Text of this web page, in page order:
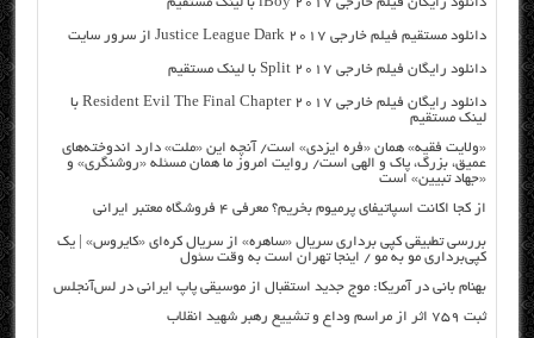
دانلود رایگان فیلم خارجی iBoy 2017 با لینک مستقیم
دانلود مستقیم فیلم خارجی Justice League Dark 2017 از سرور سایت
دانلود رایگان فیلم خارجی Split 2017 با لینک مستقیم
دانلود رایگان فیلم خارجی Resident Evil The Final Chapter 2017 با
لینک مستقیم
«ولایت فقیه» همان «فره ایزدی» است/ آنچه این «ملت» دارد اندوخته‌های
عمیق، بزرگ، پاک و الهی است/ روایت امروز ما همان مسئله «روشنگری» و
«جهاد تبیین» است
از کجا اکانت اسپاتیفای پرمیوم بخریم؟ معرفی ۴ فروشگاه معتبر ایرانی
بررسی تطبیقی کپی برداری سریال «ساهره» از سریال کره‌ای «کایروس» | یک
کپی‌برداری مو به مو / اینجا تهران است به وقت سئول
بهنام بانی در آمریکا: موج جدید استقبال از موسیقی پاپ ایرانی در لس‌آنجلس
ثبت ۷۵۹ اثر از مراسم وداع و تشییع رهبر شهید انقلاب